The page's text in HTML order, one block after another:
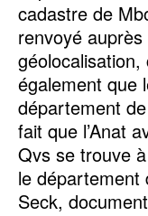
cadastre de
renvoyé auprès
également que
département
fait que l’Anat
Qvs se trouve
le département
Seck,